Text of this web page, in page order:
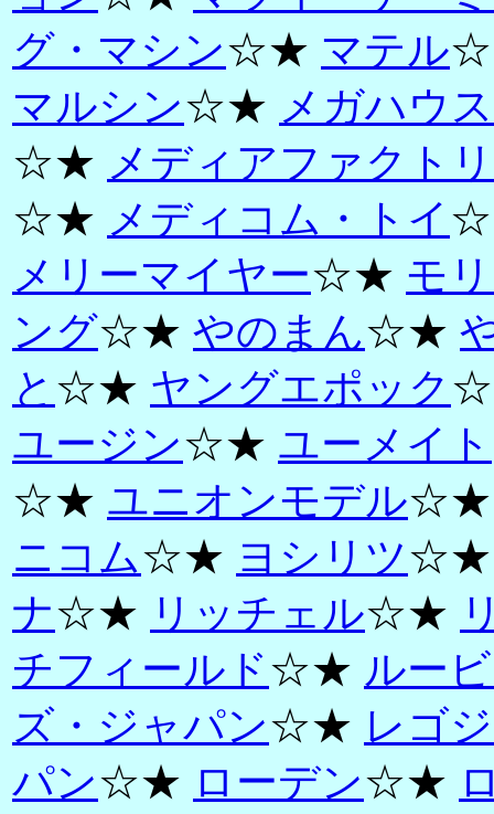
グ・マシン☆★ マテル
マルシン☆★ メガハウス
☆★ メディアファクト
☆★ メディコム・トイ
メリーマイヤー☆★ モ
ング☆★ やのまん☆★
と ☆★ ヤングエポック
ユージン☆★ ユーメイト
☆★ ユニオンモデル
ニコム☆★ ヨシリツ
ナ☆★ リッチェル☆★
チフィールド☆★ ルー
ズ・ジャパン☆★ レゴ
パン☆★ ローデン☆★